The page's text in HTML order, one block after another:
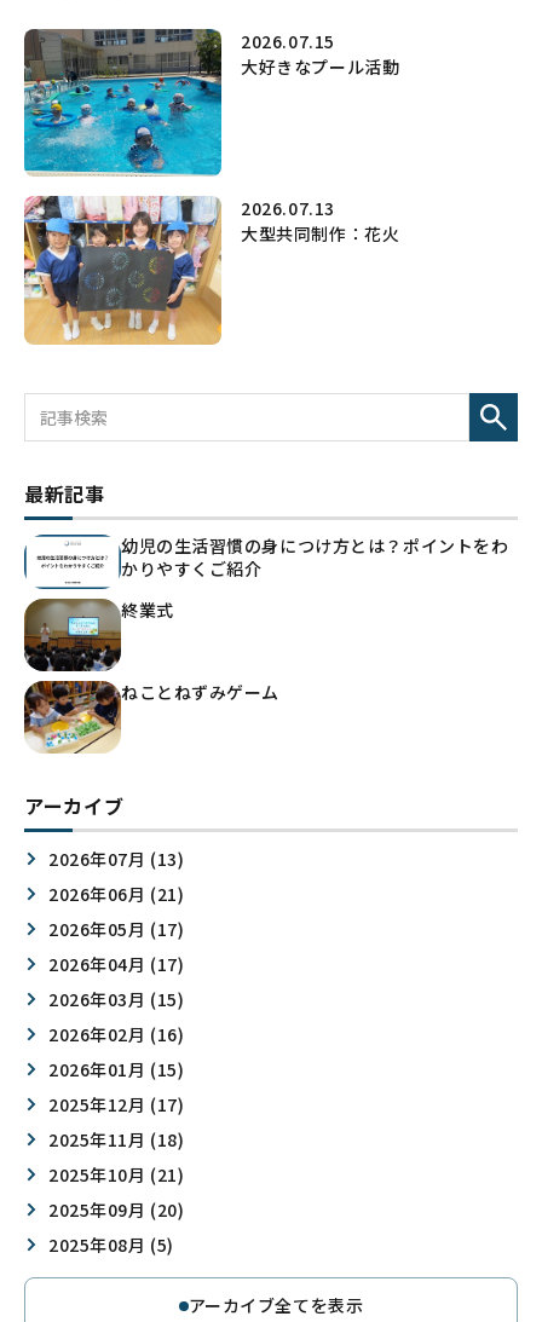
2026.07.15
大好きなプール活動
2026.07.13
大型共同制作：花火
最新記事
幼児の生活習慣の身につけ方とは？ポイントをわ
かりやすくご紹介
終業式
ねことねずみゲーム
アーカイブ
2026年07月 (13)
2026年06月 (21)
2026年05月 (17)
2026年04月 (17)
2026年03月 (15)
2026年02月 (16)
2026年01月 (15)
2025年12月 (17)
2025年11月 (18)
2025年10月 (21)
2025年09月 (20)
2025年08月 (5)
アーカイブ全てを表示